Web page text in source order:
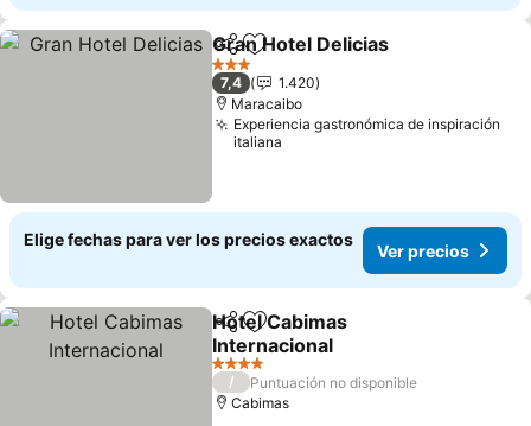
CompartirAgregar a favoritos
Gran Hotel Delicias
3 Estrellas
7,4
1.420
Maracaibo
Experiencia gastronómica de inspiración
italiana
Elige fechas para ver los precios exactos
Ver precios
CompartirAgregar a favoritos
Hotel Cabimas
Internacional
4 Estrellas
/
Puntuación no disponible
Cabimas